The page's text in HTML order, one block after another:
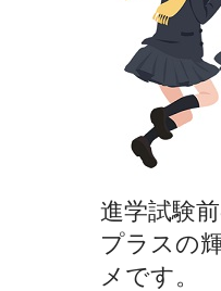
進学試験
プラスの
メです。